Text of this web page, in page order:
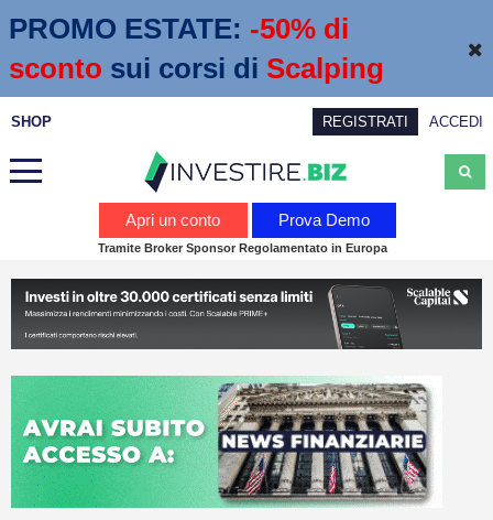
PROMO ESTATE: -50% di
sconto sui corsi di Scalping
SHOP REGISTRATI ACCEDI
Calendario economico
Webinar
Trading
Education
Apri un conto Prova Demo
Tramite Broker Sponsor Regolamentato in Europa